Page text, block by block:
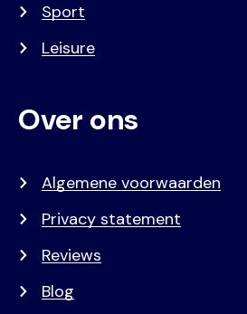
Sport
Leisure
Over ons
Algemene voorwaarden
Privacy statement
Reviews
Blog